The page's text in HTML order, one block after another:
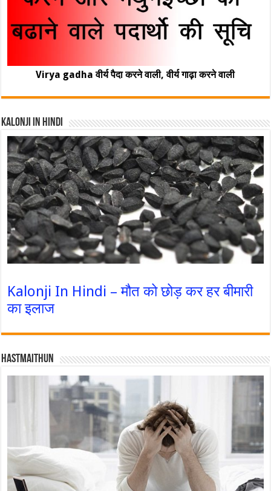
Virya gadha वीर्य पैदा करने वाली, वीर्य गाढ़ा करने वाली
Kalonji In Hindi
Kalonji In Hindi – मौत को छोड़ कर हर बीमारी
का इलाज
Hastmaithun